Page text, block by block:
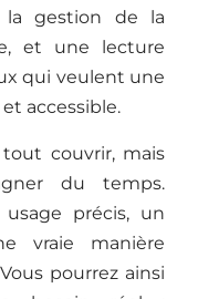
la gestion de la
et une lecture
qui veulent une
accessible.
tout couvrir, mais
du temps.
précis, un
vraie manière
pourrez ainsi